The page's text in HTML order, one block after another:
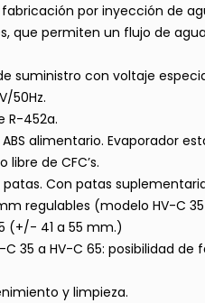
por inyección de
que permiten un flujo de
suministro con voltaje
50Hz.
R-452a.
alimentario. Evaporador
libre de CFC’s.
patas. Con patas
regulables (modelo HV-C
(+/- 41 a 55 mm.)
C 35 a HV-C 65: posibilidad
y limpieza.